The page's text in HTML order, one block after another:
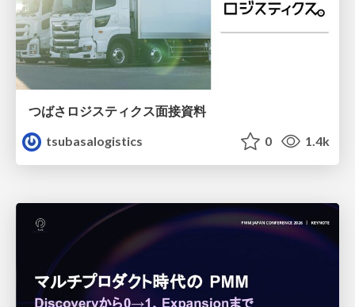
つばさロジスティクス面接資料
tsubasalogistics
0 1.4k